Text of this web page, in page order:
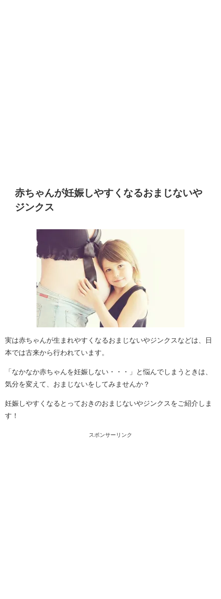
赤ちゃんが妊娠しやすくなるおまじないや
ジンクス
実は赤ちゃんが生まれやすくなるおまじないやジンクスなどは、日
本では古来から行われています。
「なかなか赤ちゃんを妊娠しない・・・」と悩んでしまうときは、
気分を変えて、おまじないをしてみませんか？
妊娠しやすくなるとっておきのおまじないやジンクスをご紹介しま
す！
スポンサーリンク